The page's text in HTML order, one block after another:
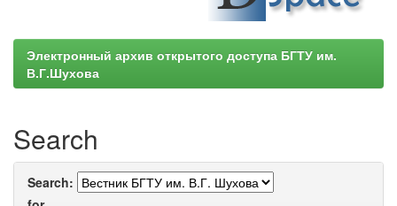
Электронный архив открытого доступа БГТУ им.
В.Г.Шухова
Search
Search: